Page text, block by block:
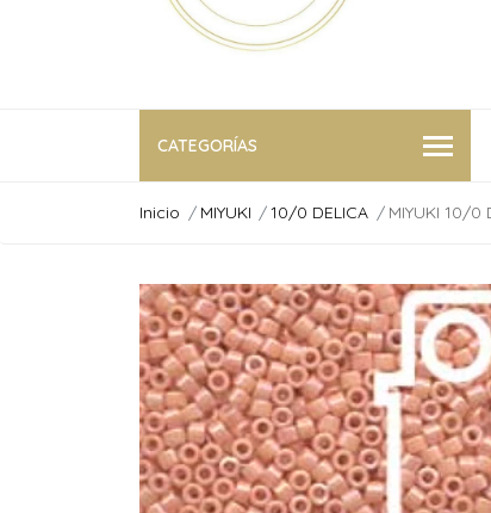
CATEGORÍAS
Inicio MIYUKI 10/0 DELICA MIYUKI 10/0